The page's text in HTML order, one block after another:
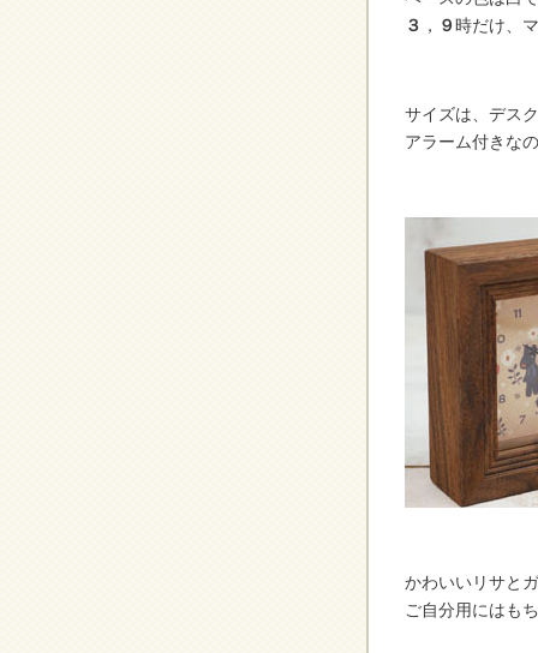
３ ， ９時だけ、
サイズは、デス
アラーム付きな
かわいいリサと
ご自分用にはも